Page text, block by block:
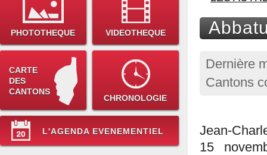
PHOTOTHEQUE VIDEOTHEQUE
CARTE
DES
CANTONS
CHRONOLOGIE
L'AGENDA EVENEMENTIEL
Dernière
Cantons
Jean-
15